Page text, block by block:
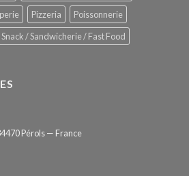
Pizzeria
Poissonnerie
Snack / Sandwicherie / Fast Food
Pérols — France